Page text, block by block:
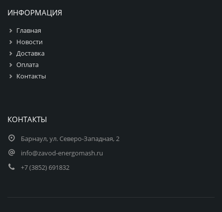
ИНФОРМАЦИЯ
Главная
Новости
Доставка
Оплата
Контакты
КОНТАКТЫ
Барнаул, ул. Северо-Западная, 2
info@zavod-energomash.ru
+7 (3852) 691832